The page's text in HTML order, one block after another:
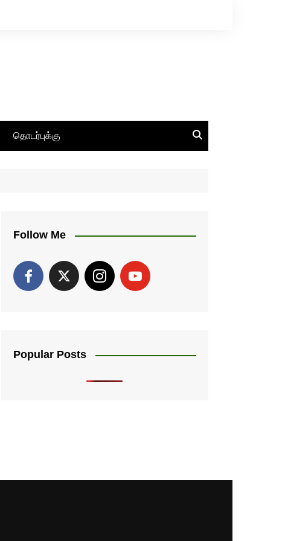
தொடர்புக்கு
Follow Me
Popular Posts